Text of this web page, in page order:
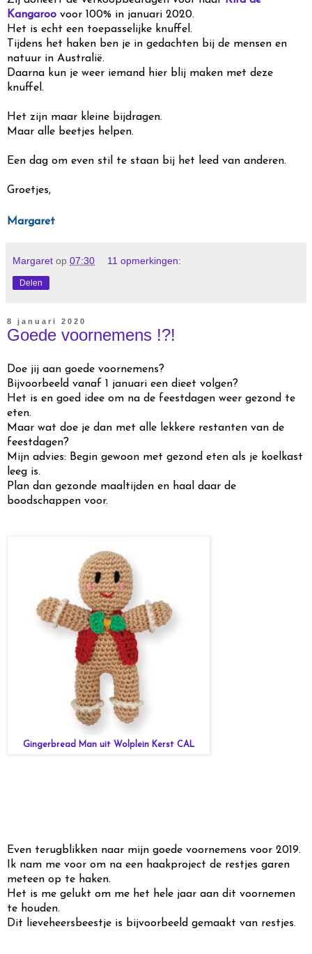
Kangaroo voor 100% in januari 2020.
Het is echt een toepasselijke knuffel.
Tijdens het haken ben je in gedachten bij de mensen en
natuur in Australië.
Daarna kun je weer iemand hier blij maken met deze
knuffel.
Het zijn maar kleine bijdragen.
Maar alle beetjes helpen.
Een dag om even stil te staan bij het leed van anderen.
Groetjes,
Margaret
Margaret op 07:30 11 opmerkingen:
Delen
8 januari 2020
Goede voornemens !?!
Doe jij aan goede voornemens?
Bijvoorbeeld vanaf 1 januari een dieet volgen?
Het is en goed idee om na de feestdagen weer gezond te
eten.
Maar wat doe je dan met alle lekkere restanten van de
feestdagen?
Mijn advies: Begin gewoon met gezond eten als je koelkast
leeg is.
Plan dan gezonde maaltijden en haal daar de
boodschappen voor.
Gingerbread Man uit Wolplein Kerst CAL
Even terugblikken naar mijn goede voornemens voor 2019.
Ik nam me voor om na een haakproject de restjes garen
meteen op te haken.
Het is me gelukt om me het hele jaar aan dit voornemen
te houden.
Dit lieveheersbeestje is bijvoorbeeld gemaakt van restjes.